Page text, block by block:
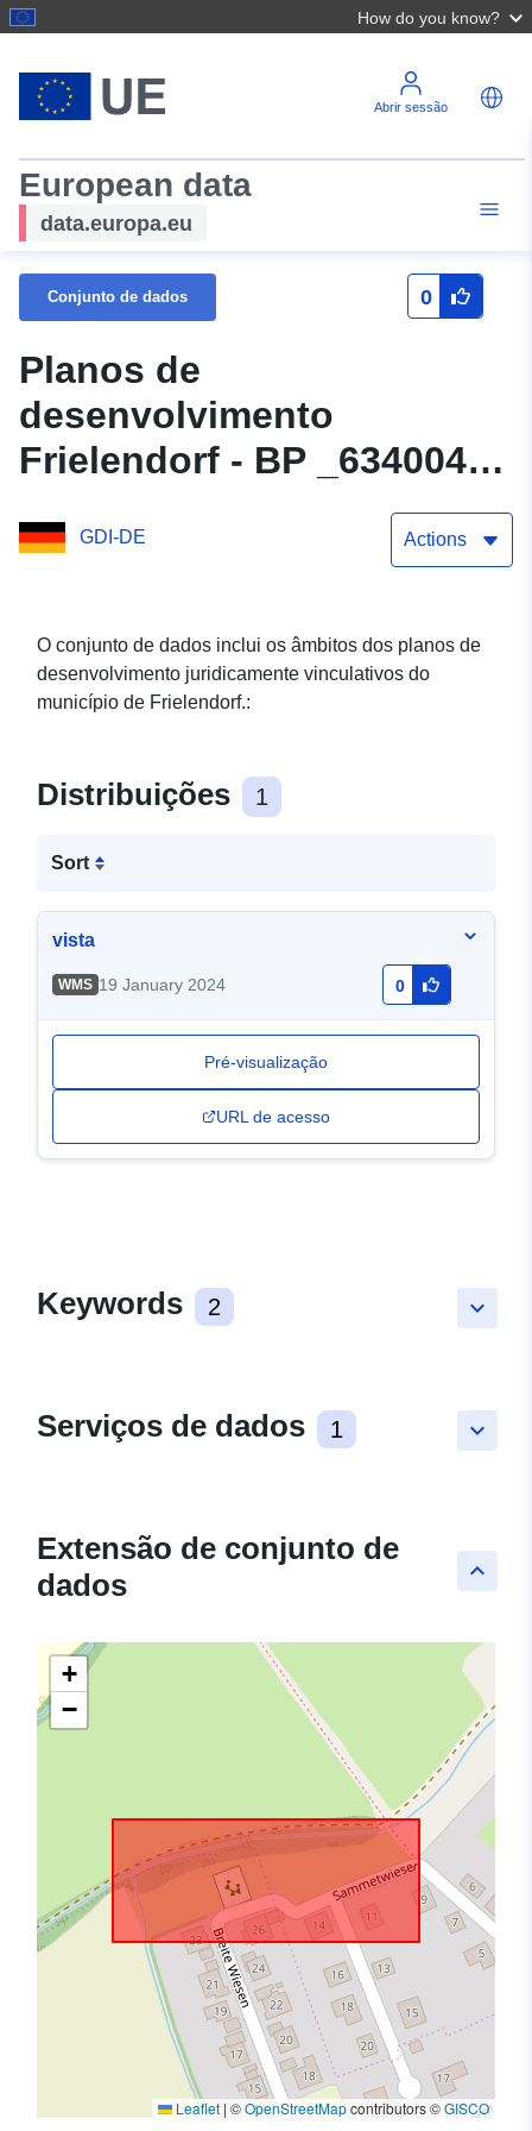
How do you know?
Abrir sessão
European data
data.europa.eu
Conjunto de dados 0
Planos de
desenvolvimento
Frielendorf - BP _634004
GDI-DE Actions
O conjunto de dados inclui os âmbitos dos planos de
desenvolvimento juridicamente vinculativos do
município de Frielendorf.:
Distribuições 1
Sort
vista
WMS 19 January 2024 0
Pré-visualização
URL de acesso
keyboard_arrow_down
Keywords 2
keyboard_arrow_down
Serviços de dados 1
keyboard_arrow_up
Extensão de conjunto de
dados
+
−
Leaflet | ©OpenStreetMapcontributors ©GISCO